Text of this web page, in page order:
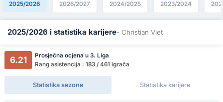
2025/2026 2026/2027 2024/2025 2023/2024
2025/2026 i statistika karijere- Christian Viet
6.21
Prosječna ocjena u 3. Liga
Rang asistencija : 183 / 461 igrača
Statistika sezone Statistika karijere